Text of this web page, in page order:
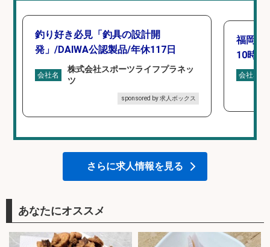
釣り好き必見「釣具の設計開
発」/DAIWA公認製品/年休117日
会社名
株式会社スポーツライフプラネッ
ツ
sponsored by 求人ボックス
福岡「
10時間
会社名
さらに求人情報を見る
あなたにオススメ